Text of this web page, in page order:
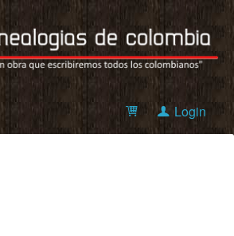
Login